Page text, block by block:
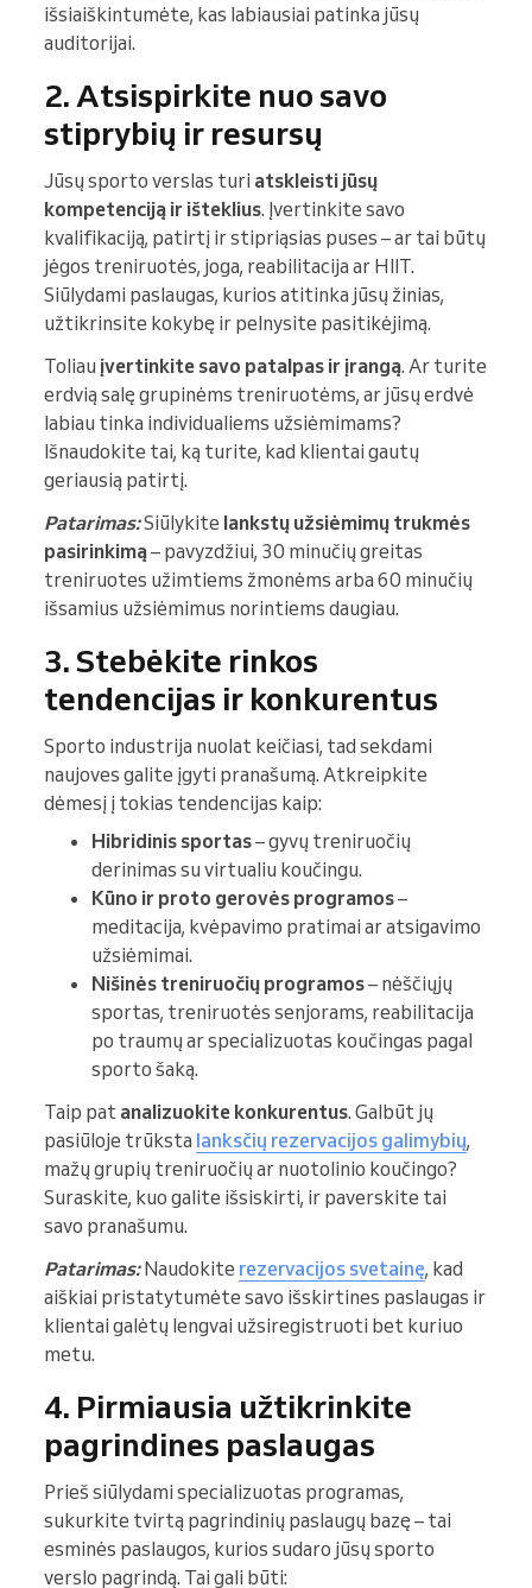
išsiaiškintumėte, kas labiausiai patinka jūsų
auditorijai.
2. Atsispirkite nuo savo
stiprybių ir resursų
Jūsų sporto verslas turi atskleisti jūsų
kompetenciją ir išteklius. Įvertinkite savo
kvalifikaciją, patirtį ir stipriąsias puses – ar tai būtų
jėgos treniruotės, joga, reabilitacija ar HIIT.
Siūlydami paslaugas, kurios atitinka jūsų žinias,
užtikrinsite kokybę ir pelnysite pasitikėjimą.
Toliau įvertinkite savo patalpas ir įrangą. Ar turite
erdvią salę grupinėms treniruotėms, ar jūsų erdvė
labiau tinka individualiems užsiėmimams?
Išnaudokite tai, ką turite, kad klientai gautų
geriausią patirtį.
Patarimas:Siūlykite lankstų užsiėmimų trukmės
pasirinkimą– pavyzdžiui, 30 minučių greitas
treniruotes užimtiems žmonėms arba 60 minučių
išsamius užsiėmimus norintiems daugiau.
3. Stebėkite rinkos
tendencijas ir konkurentus
Sporto industrija nuolat keičiasi, tad sekdami
naujoves galite įgyti pranašumą. Atkreipkite
dėmesį į tokias tendencijas kaip:
Hibridinis sportas– gyvų treniruočių
derinimas su virtualiu koučingu.
Kūno ir proto gerovės programos–
meditacija, kvėpavimo pratimai ar atsigavimo
užsiėmimai.
Nišinės treniruočių programos– nėščiųjų
sportas, treniruotės senjorams, reabilitacija
po traumų ar specializuotas koučingas pagal
sporto šaką.
Taip pat analizuokite konkurentus. Galbūt jų
pasiūloje trūksta lanksčių rezervacijos galimybių,
mažų grupių treniruočių ar nuotolinio koučingo?
Suraskite, kuo galite išsiskirti, ir paverskite tai
savo pranašumu.
Patarimas:Naudokite rezervacijos svetainę, kad
aiškiai pristatytumėte savo išskirtines paslaugas ir
klientai galėtų lengvai užsiregistruoti bet kuriuo
metu.
4. Pirmiausia užtikrinkite
pagrindines paslaugas
Prieš siūlydami specializuotas programas,
sukurkite tvirtą pagrindinių paslaugų bazę – tai
esminės paslaugos, kurios sudaro jūsų sporto
verslo pagrindą. Tai gali būti: